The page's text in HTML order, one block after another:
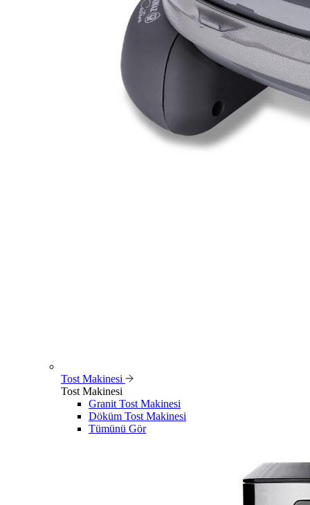
Tost Makinesi
Tost Makinesi
Granit Tost Makinesi
Döküm Tost Makinesi
Tümünü Gör